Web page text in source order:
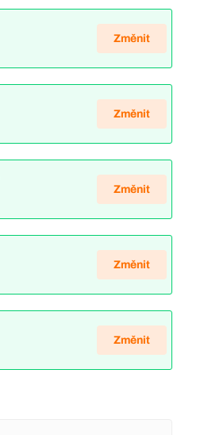
Změnit
Změnit
Změnit
Změnit
Změnit